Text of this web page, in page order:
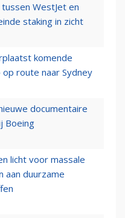
WestJet en
staking in zicht
komende
route naar Sydney
documentaire
Boeing
licht voor massale
aan duurzame